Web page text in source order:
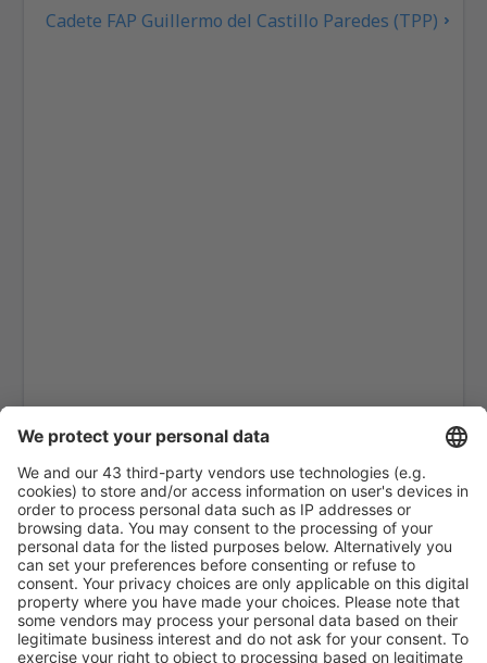
Cadete FAP Guillermo del Castillo Paredes (TPP)
Cap. FAP Pedro Canga Rodríguez (TBP)
Pisco Renán Elías Olivera (PIO)
Rioja Juan Simons Vela (RIJ)
Arequipa Rodríguez Ballón (AQP)
Santa Maria Airport (Peru) (SMG)